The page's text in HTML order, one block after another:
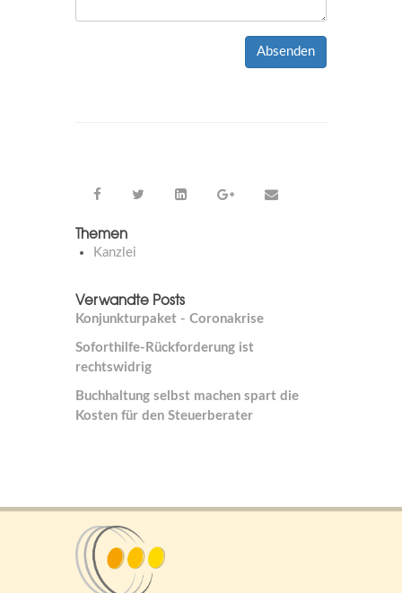
Absenden
Themen
Kanzlei
Verwandte Posts
Konjunkturpaket - Coronakrise
Soforthilfe-Rückforderung ist
rechtswidrig
Buchhaltung selbst machen spart die
Kosten für den Steuerberater